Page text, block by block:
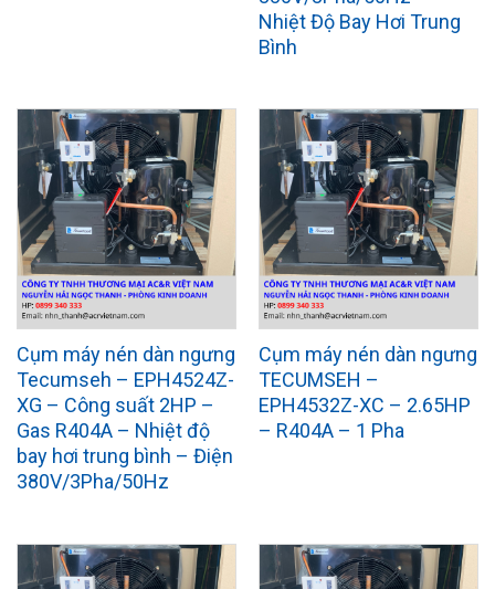
Nhiệt Độ Bay Hơi Trung
Bình
Cụm máy nén dàn ngưng
Tecumseh – EPH4524Z-
XG – Công suất 2HP –
Gas R404A – Nhiệt độ
bay hơi trung bình – Điện
380V/3Pha/50Hz
Cụm máy nén dàn ngưng
TECUMSEH –
EPH4532Z-XC – 2.65HP
– R404A – 1 Pha